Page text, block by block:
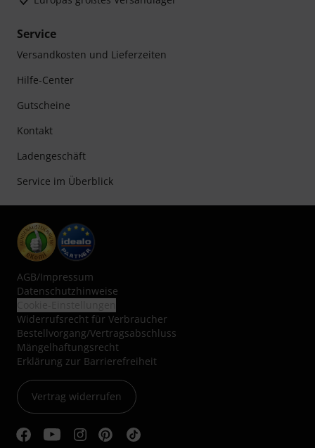
Service
Versandkosten und Lieferzeiten
Hilfe-Center
Gutscheine
Kontakt
Ladengeschäft
Service im Überblick
AGB/Impressum
Datenschutzhinweise
Widerrufsrecht für Verbraucher
Bestellvorgang/Vertragsabschluss
Mängelhaftungsrecht
Erklärung zur Barrierefreiheit
Vertrag widerrufen